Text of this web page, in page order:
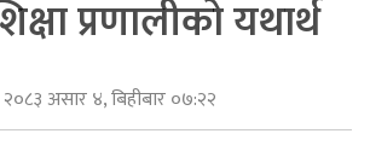
प्रणालीको यथार्थ
२०८३ असार ४, बिहीबार ०७:२२